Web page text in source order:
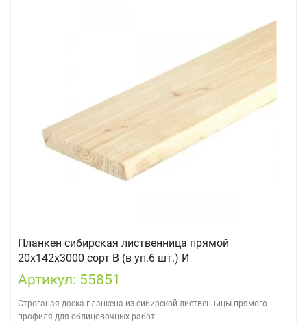
Планкен сибирская лиственница прямой
20х142х3000 сорт В (в уп.6 шт.) И
Артикул: 55851
Строганая доска планкена из сибирской лиственницы прямого
профиля для облицовочных работ